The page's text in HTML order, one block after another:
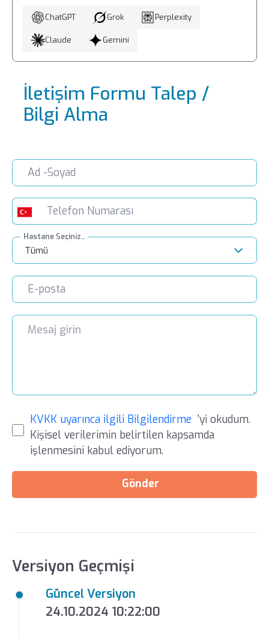
ChatGPT Grok Perplexity
Claude Gemini
İletişim Formu Talep /
Bilgi Alma
Hastane Seçiniz..
Tümü
KVKK uyarınca ilgili Bilgilendirme 'yi okudum.
Kişisel verilerimin belirtilen kapsamda
işlenmesini kabul ediyorum.
Gönder
Versiyon Geçmişi
Güncel Versiyon
24.10.2024 10:22:00